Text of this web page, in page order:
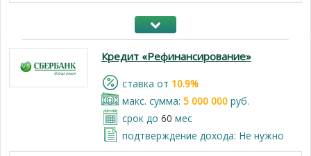
Кредит «Рефинансирование»
cтавка от 10.9%
макс. сумма: 5 000 000руб.
срок до 60 мес
подтверждение дохода: Не нужно